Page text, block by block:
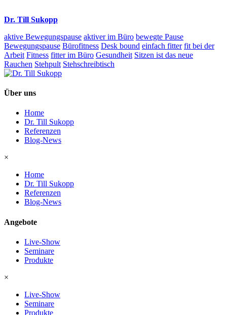
Dr. Till Sukopp
aktive Bewegungspause aktiver im Büro bewegte Pause
Bewegungspause Bürofitness Desk bound einfach fitter fit bei der
Arbeit Fitness fitter im Büro Gesundheit Sitzen ist das neue
Rauchen Stehpult Stehschreibtisch
Über uns
Home
Dr. Till Sukopp
Referenzen
Blog-News
×
Home
Dr. Till Sukopp
Referenzen
Blog-News
Angebote
Live-Show
Seminare
Produkte
×
Live-Show
Seminare
Produkte